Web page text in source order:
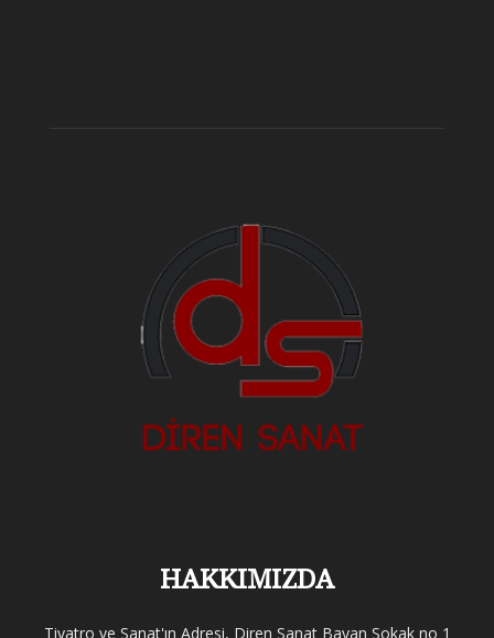
HAKKIMIZDA
Tiyatro ve Sanat'ın Adresi, Diren Sanat Bayan Sokak no 1